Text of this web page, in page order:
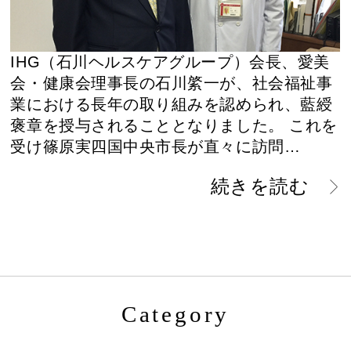
IHG（石川ヘルスケアグループ）会長、愛美
会・健康会理事長の石川綮一が、社会福祉事
業における長年の取り組みを認められ、藍綬
褒章を授与されることとなりました。 これを
受け篠原実四国中央市長が直々に訪問…
続きを読む
Category